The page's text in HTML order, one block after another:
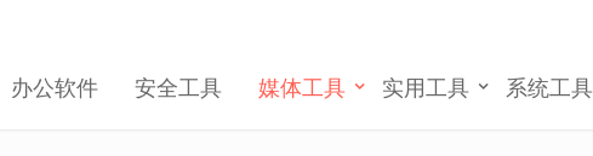
办公软件 安全工具 媒体工具 实用工具 系统工具